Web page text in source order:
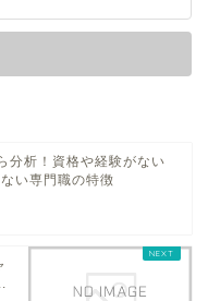
分析！資格や経験がない
い専門職の特徴